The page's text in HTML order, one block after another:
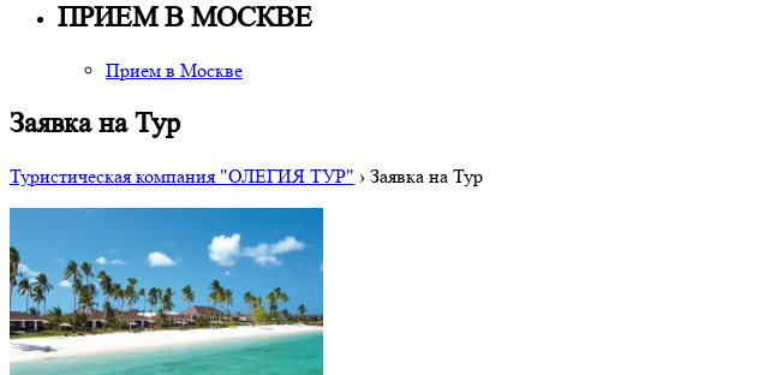
ПРИЕМ В МОСКВЕ
Прием в Москве
Заявка на Тур
Туристическая компания "ОЛЕГИЯ ТУР" › Заявка на Тур